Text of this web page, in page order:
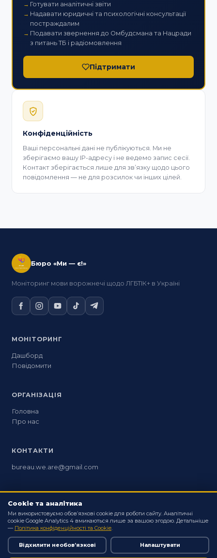
Готувати аналітичні звіти
Надавати юридичні та психологічні консультації
постраждалим
Подавати звернення до Омбудсмана та Нацради
з питань ТБ і радіомовлення
Підтримати
Конфіденційність
Ваші персональні дані не публікуються. Ми не
зберігаємо вашу IP-адресу і не ведемо запис сесії.
Контакт зберігається лише для звʼязку щодо цього
повідомлення — не для розсилок чи інших цілей.
Бюро «Ми — є!»
Моніторинг мови ворожнечі щодо ЛГБТІК+ в Україні
МОНІТОРИНГ
Дашборд
Повідомити
ОРГАНІЗАЦІЯ
Головна
Про нас
КОНТАКТИ
bureau.we.are@gmail.com
Політика конфіденційності
Повідомлення про моніторинг
Cookie та аналітика
Ми використовуємо обов’язкові cookie для роботи сайту. Аналітичні
cookie Google Analytics 4 вмикаються лише за вашою згодою. Детальніше
— Політика конфіденційності та Cookie.
Відхилити необов’язкові Налаштувати